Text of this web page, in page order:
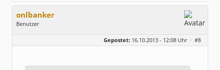
onlbanker
Benutzer
Dabei seit:
05 / 2013
Gepostet: 16.10.2013 - 12:08 Uhr · #8